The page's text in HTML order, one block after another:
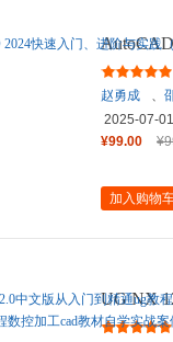
课视频
赵勇成 、
2025-07-01
¥99.00
加入购物
UG NX
建模ug